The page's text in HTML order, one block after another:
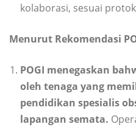
kolaborasi, sesuai
Menurut Rekomendasi
POGI menegaskan
oleh tenaga yang
pendidikan spesialis
lapangan semata.